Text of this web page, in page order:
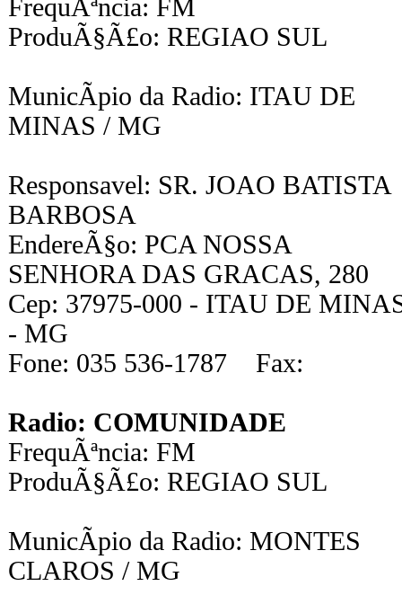
FrequÃªncia: FM
ProduÃ§Ã£o: REGIAO SUL
MunicÃ­pio da Radio: ITAU DE
MINAS / MG
Responsavel: SR. JOAO BATISTA
BARBOSA
EndereÃ§o: PCA NOSSA
SENHORA DAS GRACAS, 280
Cep: 37975-000 - ITAU DE
- MG
Fone: 035 536-1787 Fax:
Radio: COMUNIDADE
FrequÃªncia: FM
ProduÃ§Ã£o: REGIAO SUL
MunicÃ­pio da Radio: MONTES
CLAROS / MG